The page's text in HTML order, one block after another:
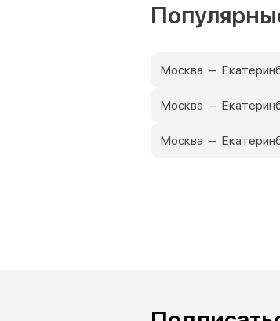
Москва –
Москва –
Москва –